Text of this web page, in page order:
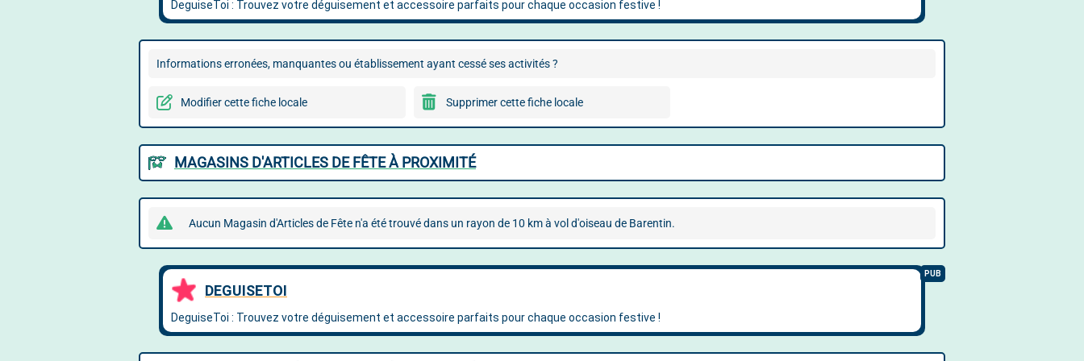
Informations erronées, manquantes ou établissement ayant cessé ses activités ?
Modifier cette fiche locale Supprimer cette fiche locale
MAGASINS D'ARTICLES DE FÊTE À PROXIMITÉ
Aucun Magasin d'Articles de Fête n'a été trouvé dans un rayon de 10 km à vol d'oiseau de Barentin.